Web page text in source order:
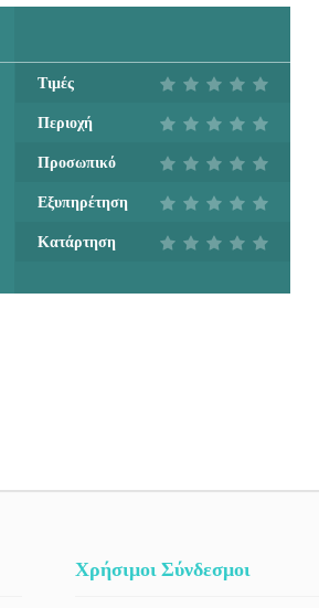
Τιμές
Περιοχή
Προσωπικό
Εξυπηρέτηση
Κατάρτηση
Χρήσιμοι Σύνδεσμοι